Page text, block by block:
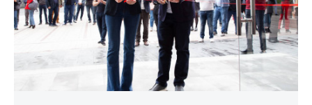
Equatorial Guinea, Ethiopia, Gambia, Guinea,
Madagascar, Malawi, Maldives, Monaco, Mongolia,
Namibi